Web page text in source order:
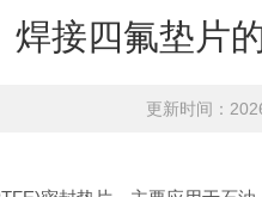
焊接四氟垫片
更新时间：